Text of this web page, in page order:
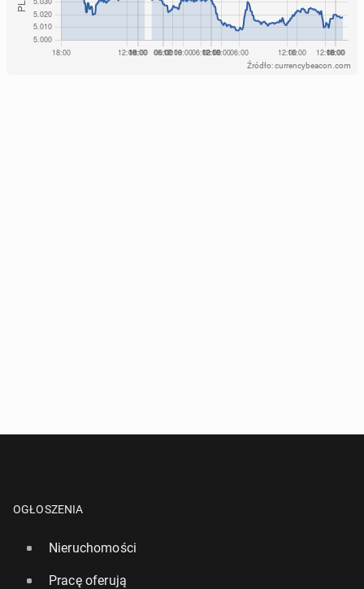
Źródło: currencybeacon.com
OGŁOSZENIA
Nieruchomości
Pracę oferują